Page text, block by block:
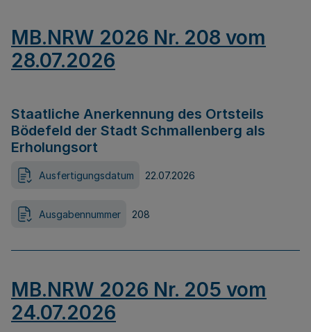
MB.NRW 2026 Nr. 208 vom
28.07.2026
Staatliche Anerkennung des Ortsteils
Bödefeld der Stadt Schmallenberg als
Erholungsort
Ausfertigungsdatum 22.07.2026
Ausgabennummer 208
MB.NRW 2026 Nr. 205 vom
24.07.2026